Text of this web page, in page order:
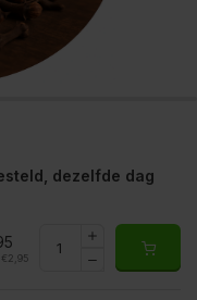
dezelfde dag
€2,95